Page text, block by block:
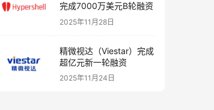
完成7000万美元B轮融资
2025年11月28日
精微视达（Viestar）完成
超亿元新一轮融资
2025年11月24日